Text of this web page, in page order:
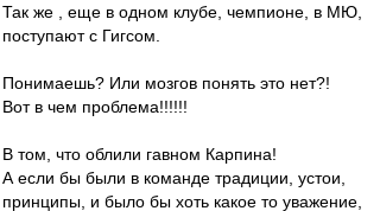
Так же , еще в одном клубе, чемпионе, в МЮ,
поступают с Гигсом.
Понимаешь? Или мозгов понять это нет?!
Вот в чем проблема!!!!!!
В том, что облили гавном Карпина!
А если бы были в команде традиции, устои,
принципы, и было бы хоть какое то уважение,